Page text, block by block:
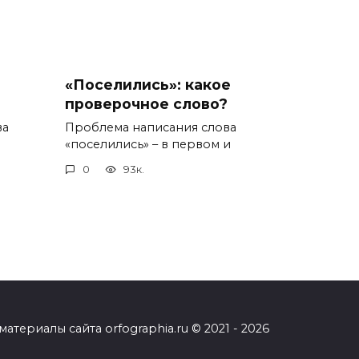
«Поселились»: какое
проверочное слово?
Проблема написания слова
«поселились» – в первом и
0 93к.
сайта orfographia.ru © 2021 - 2026